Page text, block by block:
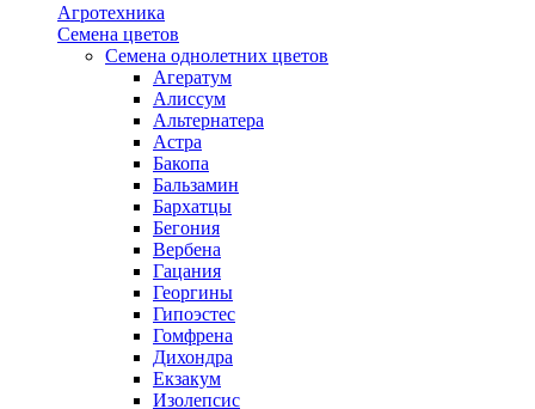
Агротехника
Семена цветов
Семена однолетних цветов
Агератум
Алиссум
Альтернатера
Астра
Бакопа
Бальзамин
Бархатцы
Бегония
Вербена
Гацания
Георгины
Гипоэстес
Гомфрена
Дихондра
Екзакум
Изолепсис